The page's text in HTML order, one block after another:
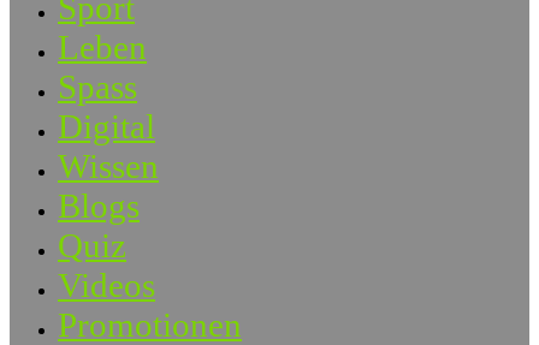
Leben
Spass
Digital
Wissen
Blogs
Quiz
Videos
Promotionen